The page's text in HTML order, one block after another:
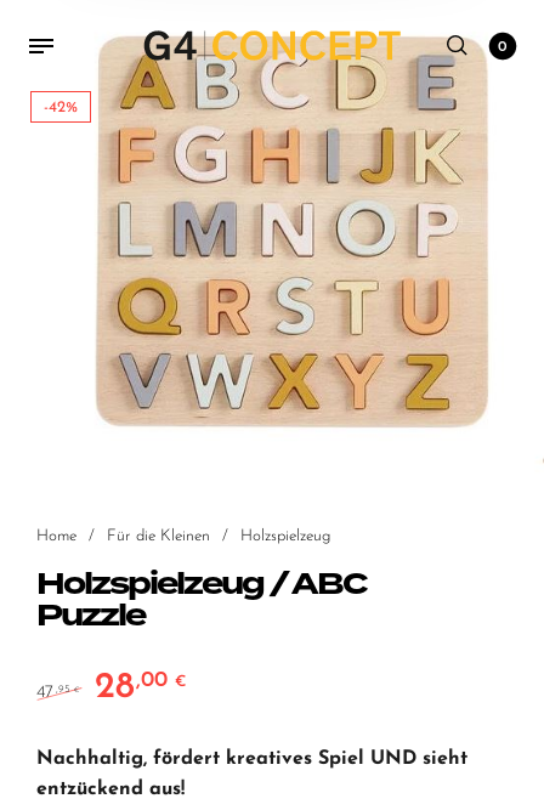
0
-42%
Home / Für die Kleinen / Holzspielzeug
Holzspielzeug / ABC
Puzzle
47 ,95€ Ursprünglicher Preis war: 47,95 €
28,00€
Nachhaltig, fördert kreatives Spiel UND sieht
entzückend aus!